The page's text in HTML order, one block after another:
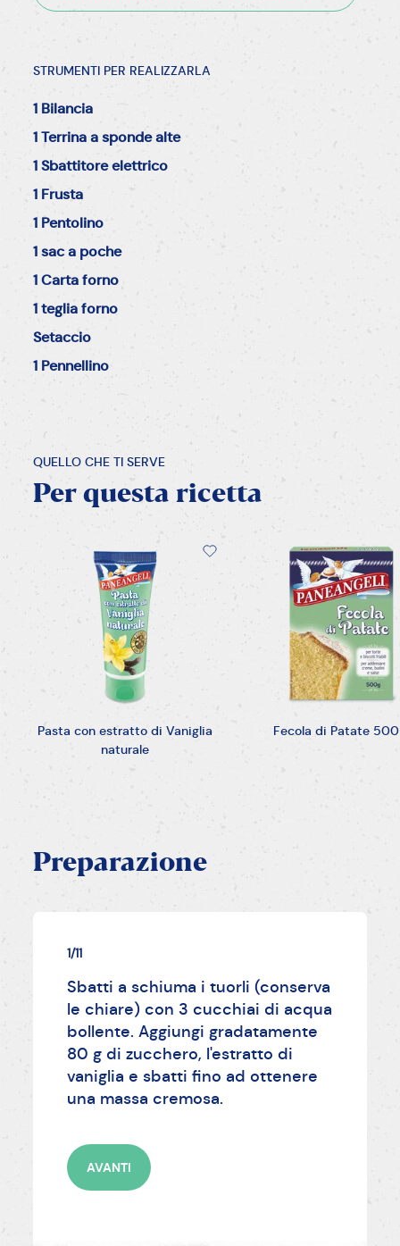
STRUMENTI PER REALIZZARLA
1 Bilancia
1 Terrina a sponde alte
1 Sbattitore elettrico
1 Frusta
1 Pentolino
1 sac a poche
1 Carta forno
1 teglia forno
Setaccio
1 Pennellino
QUELLO CHE TI SERVE
Per questa ricetta
Pasta con estratto di Vaniglia
naturale
Fecola di Patate
Preparazione
1/11
Sbatti a schiuma i tuorli (conserva
le chiare) con 3 cucchiai di acqua
bollente. Aggiungi gradatamente
80 g di zucchero, l'estratto di
vaniglia e sbatti fino ad ottenere
una massa cremosa.
AVANTI